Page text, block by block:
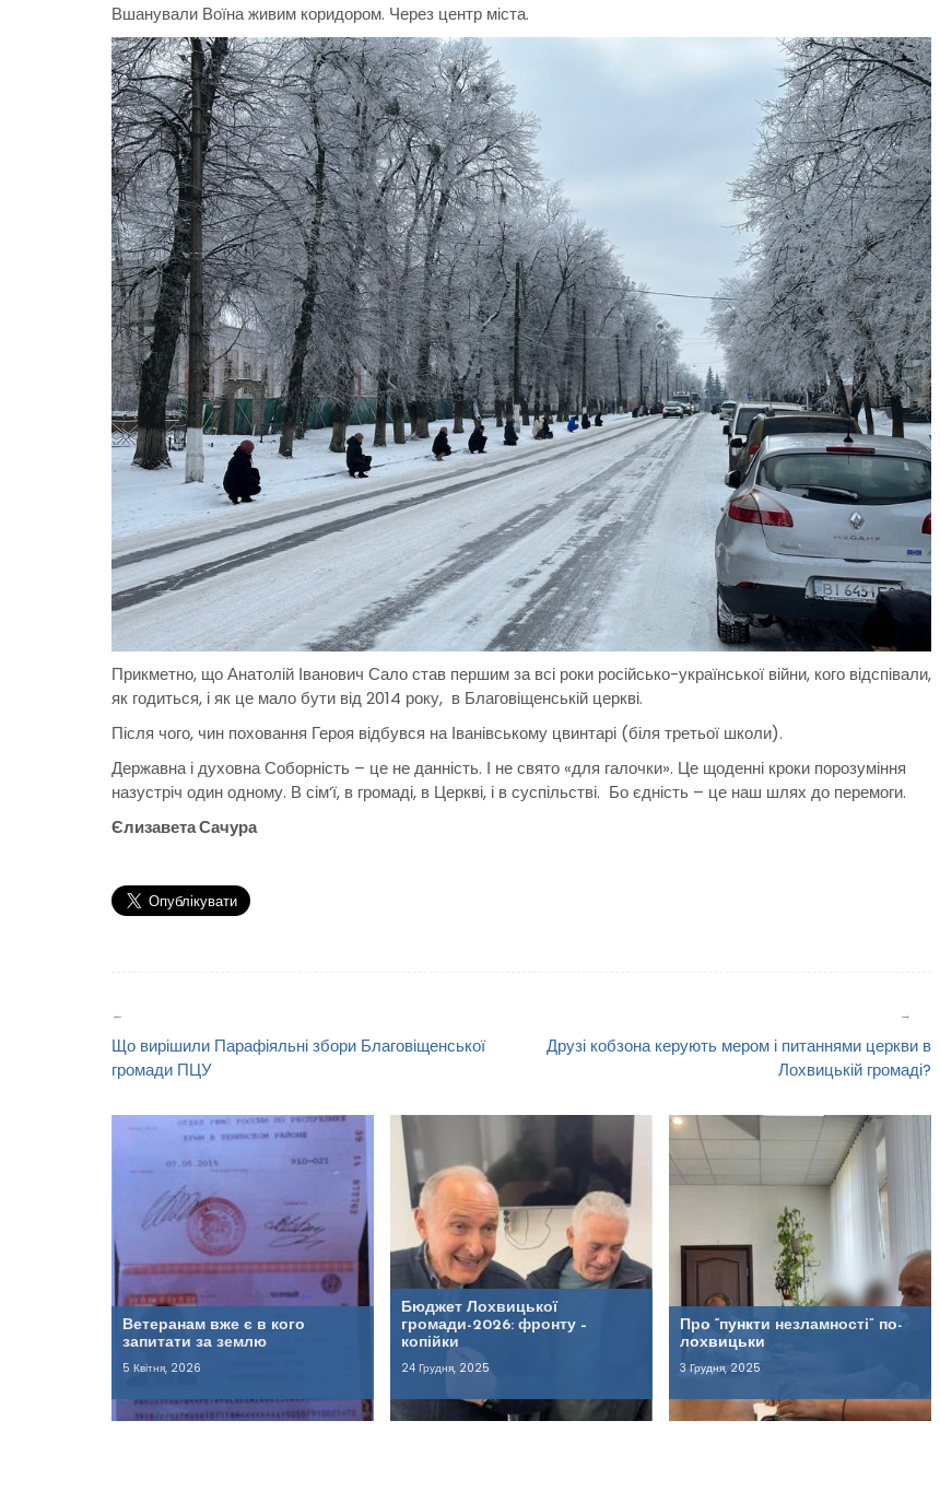
Вшанували Воїна живим коридором. Через центр міста.
Прикметно, що Анатолій Іванович Сало став першим за всі роки російсько-української війни, кого відспівали,
як годиться, і як це мало бути від 2014 року, в Благовіщенській церкві.
Після чого, чин поховання Героя відбувся на Іванівському цвинтарі (біля третьої школи).
Державна і духовна Соборність – це не данність. І не свято «для галочки». Це щоденні кроки порозуміння
назустріч один одному. В сім‘ї, в громаді, в Церкві, і в суспільстві. Бо єдність – це наш шлях до перемоги.
Єлизавета Сачура
Що вирішили Парафіяльні збори Благовіщенської
громади ПЦУ
Друзі кобзона керують мером і питаннями церкви в
Лохвицькій громаді?
Ветеранам вже є в кого
запитати за землю
5 Квітня, 2026
Бюджет Лохвицької
громади-2026: фронту –
копійки
24 Грудня, 2025
Про “пункти незламності” по-
лохвицьки
3 Грудня, 2025